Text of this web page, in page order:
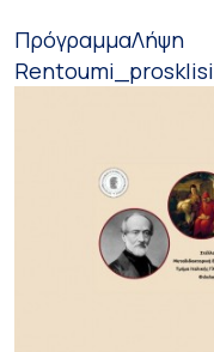
ΠρόγραμμαΛήψη
Rentoumi_prosklisi